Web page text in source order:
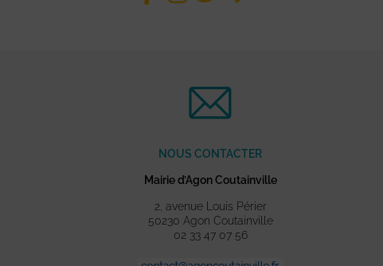
NOUS CONTACTER
Mairie d’Agon Coutainville
2, avenue Louis Périer
50230 Agon Coutainville
02 33 47 07 56